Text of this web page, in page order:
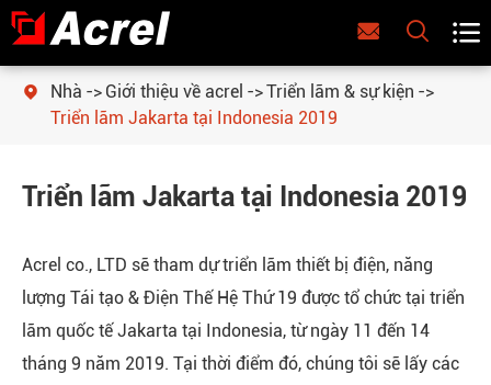
  
 Nhà Giới thiệu về acrel
Triển lãm & sự kiện
Triển lãm Jakarta tại Indonesia 2019
Triển lãm Jakarta tại Indonesia 2019
Acrel co., LTD sẽ tham dự triển lãm thiết bị điện, năng
lượng Tái tạo & Điện Thế Hệ Thứ 19 được tổ chức tại triển
lãm quốc tế Jakarta tại Indonesia, từ ngày 11 đến 14
tháng 9 năm 2019. Tại thời điểm đó, chúng tôi sẽ lấy các